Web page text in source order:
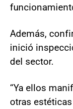
Además,
inició
del sector.
“Ya ellos
otras